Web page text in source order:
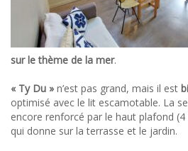
sur le thème de la mer.
« Ty Du » n’est pas grand, mais il est
optimisé avec le lit escamotable. La
encore renforcé par le haut plafond
qui donne sur la terrasse et le jardin.